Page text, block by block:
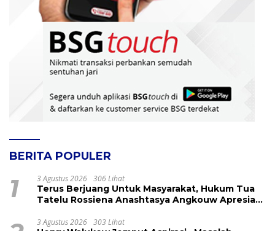
BERITA POPULER
1 3 Agustus 2026 306 Lihat
Terus Berjuang Untuk Masyarakat, Hukum Tua
Tatelu Rossiena Anashtasya Angkouw Apresiasi
3 Agustus 2026 303 Lihat